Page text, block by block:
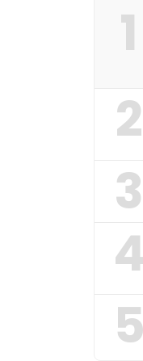
1
2
3
4
5